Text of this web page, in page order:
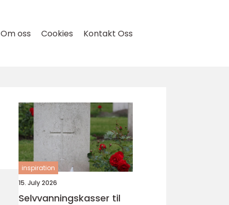
Om oss Cookies Kontakt Oss
inspiration
15. July 2026
Selvvanningskasser til